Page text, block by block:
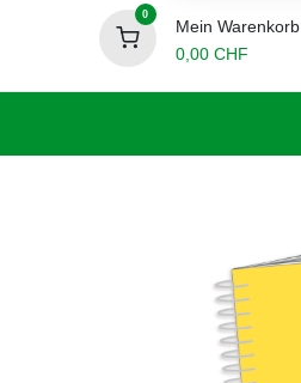
0
Mein Warenkorb
0,00CHF